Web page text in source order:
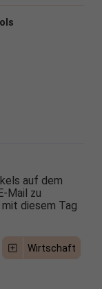
auf dem
Mail zu
diesem Tag
Wirtschaft